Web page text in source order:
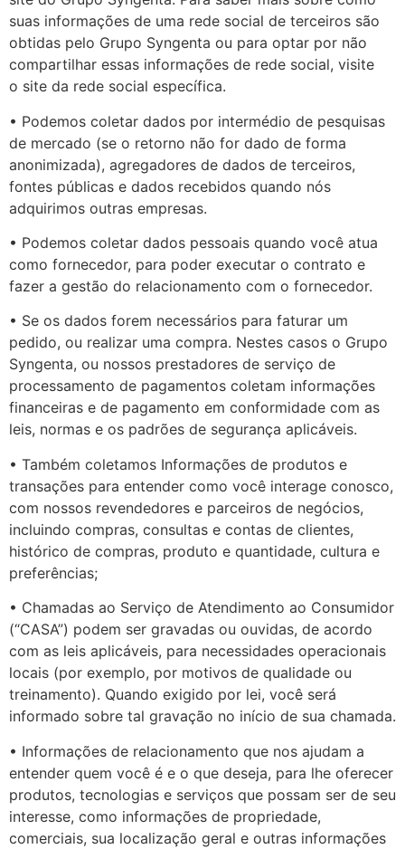
suas informações de uma rede social de terceiros são
obtidas pelo Grupo Syngenta ou para optar por não
compartilhar essas informações de rede social, visite
o site da rede social específica.
• Podemos coletar dados por intermédio de pesquisas
de mercado (se o retorno não for dado de forma
anonimizada), agregadores de dados de terceiros,
fontes públicas e dados recebidos quando nós
adquirimos outras empresas.
• Podemos coletar dados pessoais quando você atua
como fornecedor, para poder executar o contrato e
fazer a gestão do relacionamento com o fornecedor.
• Se os dados forem necessários para faturar um
pedido, ou realizar uma compra. Nestes casos o Grupo
Syngenta, ou nossos prestadores de serviço de
processamento de pagamentos coletam informações
financeiras e de pagamento em conformidade com as
leis, normas e os padrões de segurança aplicáveis.
• Também coletamos Informações de produtos e
transações para entender como você interage conosco,
com nossos revendedores e parceiros de negócios,
incluindo compras, consultas e contas de clientes,
histórico de compras, produto e quantidade, cultura e
preferências;
• Chamadas ao Serviço de Atendimento ao Consumidor
(“CASA”) podem ser gravadas ou ouvidas, de acordo
com as leis aplicáveis, para necessidades operacionais
locais (por exemplo, por motivos de qualidade ou
treinamento). Quando exigido por lei, você será
informado sobre tal gravação no início de sua chamada.
• Informações de relacionamento que nos ajudam a
entender quem você é e o que deseja, para lhe oferecer
produtos, tecnologias e serviços que possam ser de seu
interesse, como informações de propriedade,
comerciais, sua localização geral e outras informações